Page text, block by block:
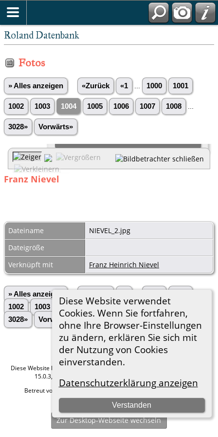
Roland Datenbank
Diese Website verwendet
Cookies. Wenn Sie fortfahren,
ohne Ihre Browser-Einstellungen
zu ändern, erklären Sie sich mit
der Nutzung von Cookies
einverstanden.
Datenschutzerklärung anzeigen
Verstanden
Fotos
» Alles anzeigen «Zurück «1 1000 1001
1002 1003 1004 1005 1006 1007 1008
3028» Vorwärts»
Franz Nievel
Dateiname
NIEVEL_2.jpg
Dateigröße
Verknüpft mit
Franz Heinrich Nievel
» Alles anzeigen
1002
1003 1004 1005 1006 1007 1008
3028»
Vorwärts»
Diese Website läuft mitThe Next Generation of Genealogy Sitebuilding
15.0.3, programmiert von Darrin Lythgoe © 2001-2026.
Betreut von
Datenschutzerklärung
Hier geht es zum Impressum
Zur Desktop-Webseite wechseln